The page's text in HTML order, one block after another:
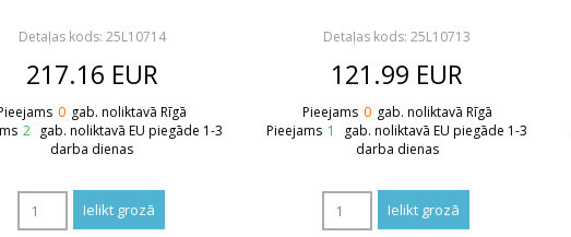
Detaļas kods: 25L10714
217.16 EUR
0 gab. noliktavā Rīgā
2 gab. noliktavā EU piegāde 1-3
darba dienas
Detaļas kods: 25L10713
121.99 EUR
Pieejams 0 gab. noliktavā Rīgā
Pieejams 1
gab. noliktavā EU piegāde 1-3
darba dienas